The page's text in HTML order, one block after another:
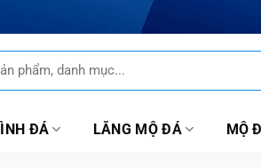
ĐÁ LĂNG MỘ ĐÁ MỘ